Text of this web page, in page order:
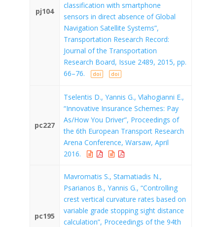
pj104
classification with smartphone
sensors in direct absence of Global
Navigation Satellite Systems”,
Transportation Research Record:
Journal of the Transportation
Research Board, Issue 2489, 2015, pp.
66–76.
doi doi
pc227
Tselentis D., Yannis G., Vlahogianni E.,
“Innovative Insurance Schemes: Pay
As/How You Driver”, Proceedings of
the 6th European Transport Research
Arena Conference, Warsaw, April
2016.
pc195
Mavromatis S., Stamatiadis N.,
Psarianos B., Yannis G., “Controlling
crest vertical curvature rates based on
variable grade stopping sight distance
calculation”, Proceedings of the 94th